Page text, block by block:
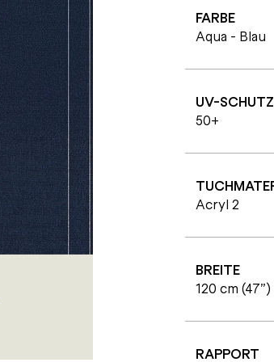
FARBE
Aqua - Blau
UV-SCHUTZ
50+
Acryl 2
BREITE
120 cm (47”)
RAPPORT